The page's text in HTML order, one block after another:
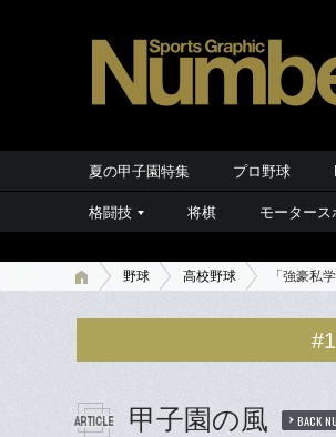
夏の甲子園特集 プロ野球
格闘技 将棋 モータース
野球 高校野球 「強豪私
#1
甲子園の風 BACK